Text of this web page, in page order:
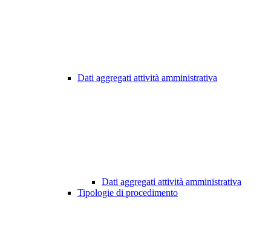
Dati aggregati attività amministrativa
Dati aggregati attività amministrativa
Tipologie di procedimento